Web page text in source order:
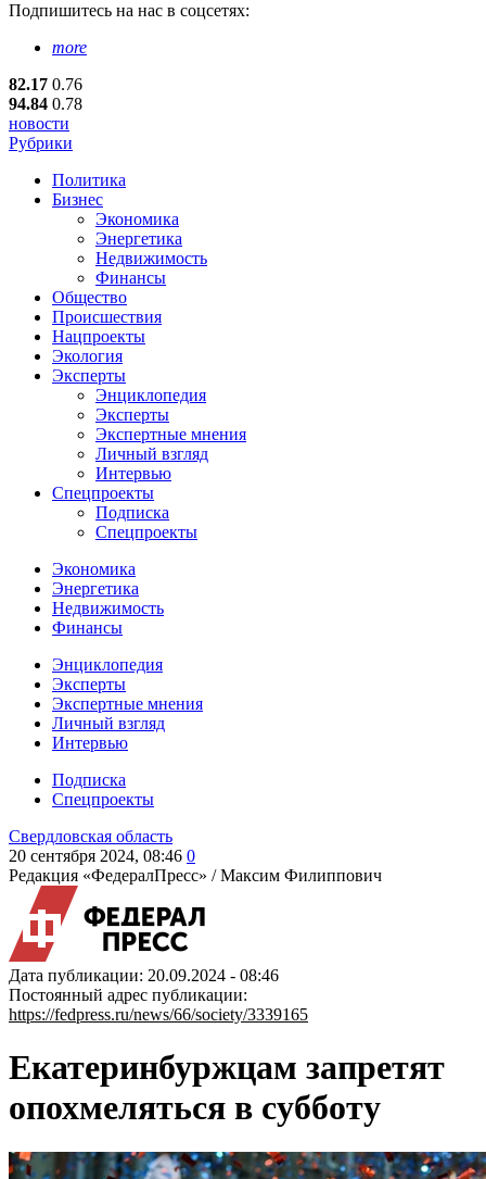
Подпишитесь на нас в соцсетях:
more
82.17 0.76
94.84 0.78
новости
Рубрики
Политика
Бизнес
Экономика
Энергетика
Недвижимость
Финансы
Общество
Происшествия
Нацпроекты
Экология
Эксперты
Энциклопедия
Эксперты
Экспертные мнения
Личный взгляд
Интервью
Спецпроекты
Подписка
Спецпроекты
Экономика
Энергетика
Недвижимость
Финансы
Энциклопедия
Эксперты
Экспертные мнения
Личный взгляд
Интервью
Подписка
Спецпроекты
Свердловская область
20 сентября 2024, 08:46 0
Редакция «ФедералПресс» /Максим Филиппович
Дата публикации: 20.09.2024 - 08:46
Постоянный адрес публикации:
https://fedpress.ru/news/66/society/3339165
Екатеринбуржцам запретят
опохмеляться в субботу